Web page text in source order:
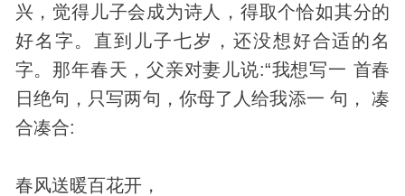
兴，觉得儿子会成为诗人，得取个恰如其分的
好名字。直到儿子七岁，还没想好合适的名
字。那年春天，父亲对妻儿说:“我想写一 首春
日绝句，只写两句，你母了人给我添一 句， 凑
合凑合:
春风送暖百花开，